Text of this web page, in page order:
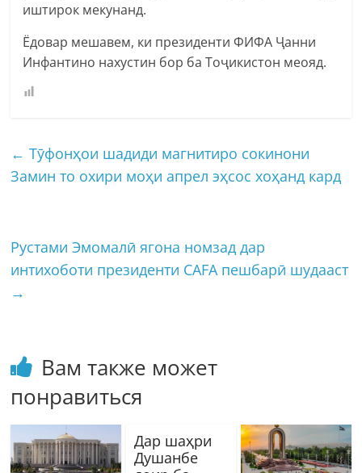
иштирок мекунанд.
Ёдовар мешавем, ки президенти ФИФА Ҷанни
Инфантино нахустин бор ба Тоҷикистон меояд.
← Тӯфонҳои шадиди магнитиро сокинони
Замин то охири моҳи апрел эҳсос хоҳанд кард
Рустами Эмомалӣ ягона номзад дар
интихоботи президенти CAFA пешбарӣ шудааст
→
Вам также может
понравиться
Дар шаҳри
Душанбе